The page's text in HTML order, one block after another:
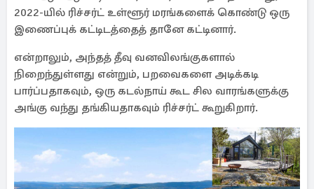
2022-யில் ரிச்சர்ட் உள்ளூர் மரங்களைக் கொண்டு ஒரு
இணைப்புக் கட்டிடத்தைத் தானே கட்டினார்.
என்றாலும், அந்தத் தீவு வனவிலங்குகளால்
நிறைந்துள்ளது என்றும், பறவைகளை அடிக்கடி
பார்ப்பதாகவும், ஒரு கடல்நாய் கூட சில வாரங்களுக்கு
அங்கு வந்து தங்கியதாகவும் ரிச்சர்ட் கூறுகிறார்.